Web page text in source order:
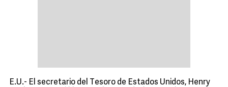
E.U.- El secretario del Tesoro de Estados Unidos, Henry